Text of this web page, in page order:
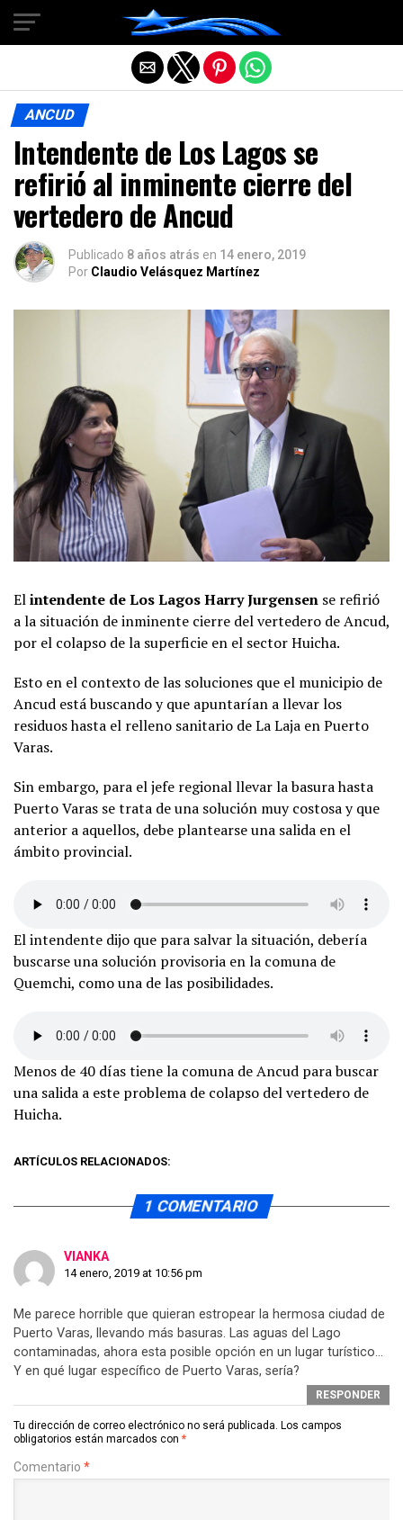
ANCUD
Intendente de Los Lagos se
refirió al inminente cierre del
vertedero de Ancud
Publicado 8 años atrás en 14 enero, 2019
Por Claudio Velásquez Martínez
Elintendente de Los Lagos Harry Jurgensen se refirió
a la situación de inminente cierre del vertedero de Ancud,
por el colapso de la superficie en el sector Huicha.
Esto en el contexto de las soluciones que el municipio de
Ancud está buscando y que apuntarían a llevar los
residuos hasta el relleno sanitario de La Laja en Puerto
Varas.
Sin embargo, para el jefe regional llevar la basura hasta
Puerto Varas se trata de una solución muy costosa y que
anterior a aquellos, debe plantearse una salida en el
ámbito provincial.
El intendente dijo que para salvar la situación, debería
buscarse una solución provisoria en la comuna de
Quemchi, como una de las posibilidades.
Menos de 40 días tiene la comuna de Ancud para buscar
una salida a este problema de colapso del vertedero de
Huicha.
ARTÍCULOS RELACIONADOS:
1 COMENTARIO
VIANKA
14 enero, 2019 at 10:56 pm
Me parece horrible que quieran estropear la hermosa ciudad de
Puerto Varas, llevando más basuras. Las aguas del Lago
contaminadas, ahora esta posible opción en un lugar turístico…
Y en qué lugar específico de Puerto Varas, sería?
RESPONDER
Tu dirección de correo electrónico no será publicada. Los campos
obligatorios están marcados con *
Comentario *
Salir de la versión móvil